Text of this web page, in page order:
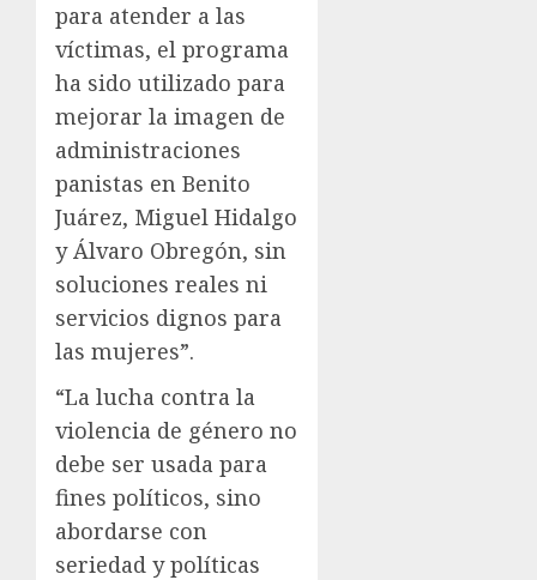
para atender a las
víctimas, el programa
ha sido utilizado para
mejorar la imagen de
administraciones
panistas en Benito
Juárez, Miguel Hidalgo
y Álvaro Obregón, sin
soluciones reales ni
servicios dignos para
las mujeres”.
“La lucha contra la
violencia de género no
debe ser usada para
fines políticos, sino
abordarse con
seriedad y políticas